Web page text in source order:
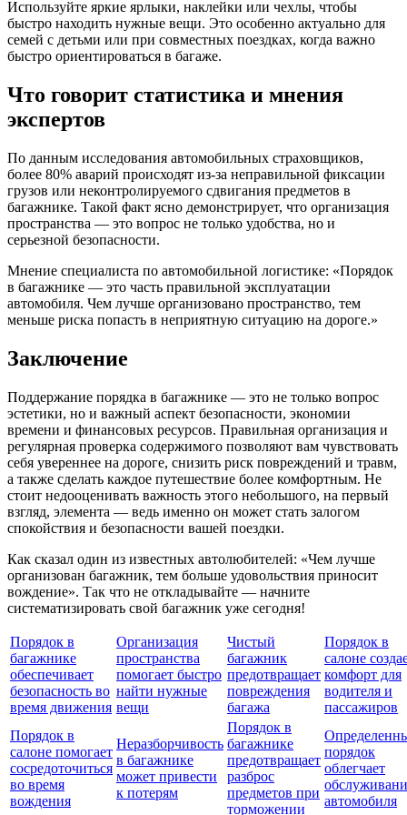
Используйте яркие ярлыки, наклейки или чехлы, чтобы
быстро находить нужные вещи. Это особенно актуально для
семей с детьми или при совместных поездках, когда важно
быстро ориентироваться в багаже.
Что говорит статистика и мнения
экспертов
По данным исследования автомобильных страховщиков,
более 80% аварий происходят из-за неправильной фиксации
грузов или неконтролируемого сдвигания предметов в
багажнике. Такой факт ясно демонстрирует, что организация
пространства — это вопрос не только удобства, но и
серьезной безопасности.
Мнение специалиста по автомобильной логистике: «Порядок
в багажнике — это часть правильной эксплуатации
автомобиля. Чем лучше организовано пространство, тем
меньше риска попасть в неприятную ситуацию на дороге.»
Заключение
Поддержание порядка в багажнике — это не только вопрос
эстетики, но и важный аспект безопасности, экономии
времени и финансовых ресурсов. Правильная организация и
регулярная проверка содержимого позволяют вам чувствовать
себя увереннее на дороге, снизить риск повреждений и травм,
а также сделать каждое путешествие более комфортным. Не
стоит недооценивать важность этого небольшого, на первый
взгляд, элемента — ведь именно он может стать залогом
спокойствия и безопасности вашей поездки.
Как сказал один из известных автолюбителей: «Чем лучше
организован багажник, тем больше удовольствия приносит
вождение». Так что не откладывайте — начните
систематизировать свой багажник уже сегодня!
Порядок в
багажнике
обеспечивает
безопасность во
время движения
Организация
пространства
помогает быстро
найти нужные
вещи
Чистый
багажник
предотвращает
повреждения
багажа
Порядок в
салоне
комфорт для
водителя и
пассажиров
Порядок в
салоне помогает
сосредоточиться
во время
вождения
Неразборчивость
в багажнике
может привести
к потерям
Порядок в
багажнике
предотвращает
разброс
предметов при
торможении
порядок
облегчает
автомобиля